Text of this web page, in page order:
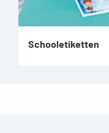
Schooletiketten